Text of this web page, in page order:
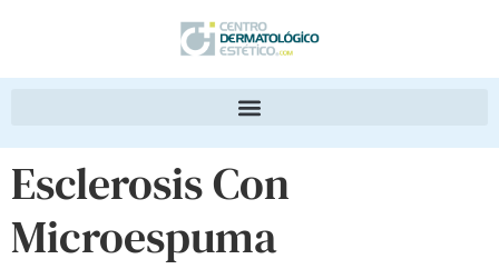
Esclerosis Con
Microespuma